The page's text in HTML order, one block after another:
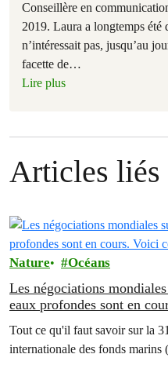
Conseillère en
2019. Laura a longtemps été
n’intéressait pas, jusqu’au
facette de…
Lire plus
Articles liés
Nature Océans
Les négociations
eaux profondes sont en
Tout ce qu'il faut savoir sur la
internationale des fonds